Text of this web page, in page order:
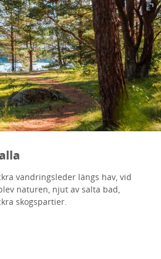
vandringsleder längs hav, vid
naturen, njut av salta bad,
skogspartier.